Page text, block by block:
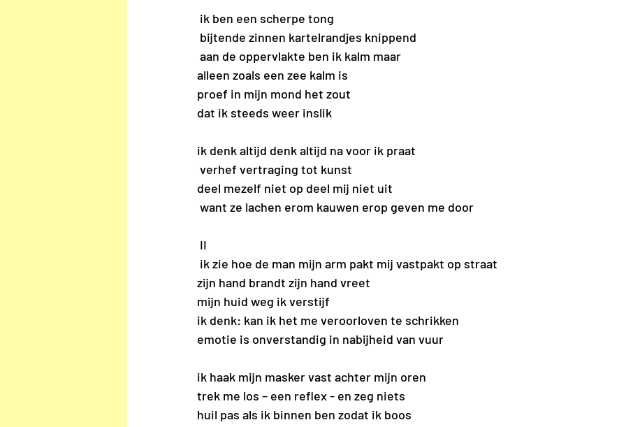
ik ben een scherpe tong
bijtende zinnen kartelrandjes knippend
aan de oppervlakte ben ik kalm maar
alleen zoals een zee kalm is
proef in mijn mond het zout
dat ik steeds weer inslik
ik denk altijd denk altijd na voor ik praat
verhef vertraging tot kunst
deel mezelf niet op deel mij niet uit
want ze lachen erom kauwen erop geven me door
II
ik zie hoe de man mijn arm pakt mij vastpakt op straat
zijn hand brandt zijn hand vreet
mijn huid weg ik verstijf
ik denk: kan ik het me veroorloven te schrikken
emotie is onverstandig in nabijheid van vuur
ik haak mijn masker vast achter mijn oren
trek me los – een reflex - en zeg niets
huil pas als ik binnen ben zodat ik boos